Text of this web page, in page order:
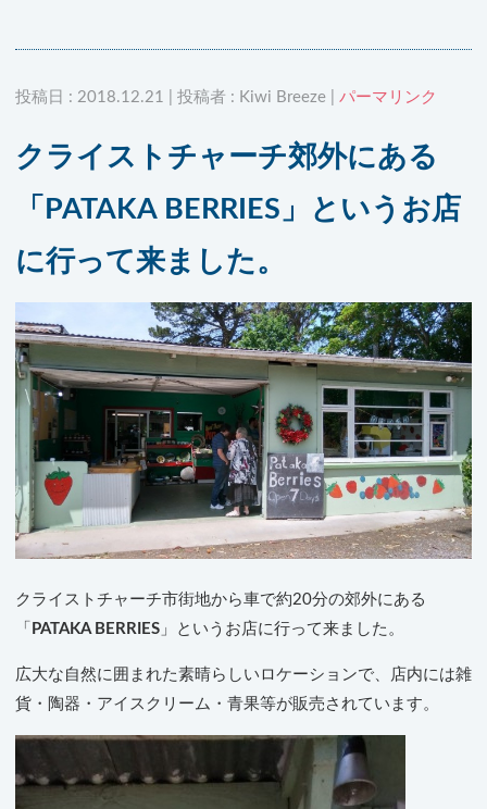
投稿日 : 2018.12.21 | 投稿者 : Kiwi Breeze | パーマリンク
クライストチャーチ郊外にある
「PATAKA BERRIES」というお店
に行って来ました。
クライストチャーチ市街地から車で約20分の郊外にある
「 PATAKA BERRIES 」というお店に行って来ました。
広大な自然に囲まれた素晴らしいロケーションで、店内には雑
貨・陶器・アイスクリーム・青果等が販売されています。